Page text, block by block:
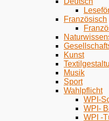
Französisch
Kunst
Musik
Sport
Wahlpflicht
WPI-
WPI-
WPI -